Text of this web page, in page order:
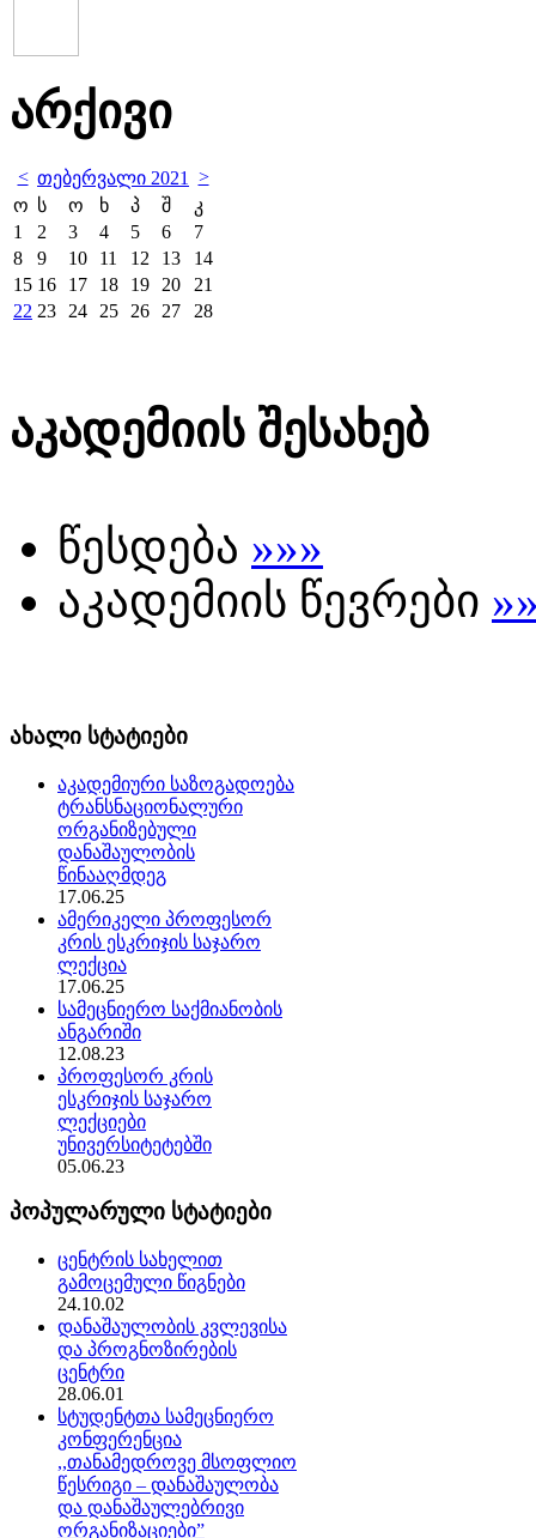
არქივი
< თებერვალი 2021
>
ო ს ო ხ პ შ
კ
1
2 3 4 5 6
7
8
9 10 11 12 13
14
15 16 17 18 19 20
21
22 23 24 25 26 27 28
აკადემიის შესახებ
წესდება »»»
აკადემიის წევრები
ახალი სტატიები
აკადემიური საზოგადოება
ტრანსნაციონალური
ორგანიზებული
დანაშაულობის
წინააღმდეგ
17.06.25
ამერიკელი პროფესორ
კრის ესკრიჯის საჯარო
ლექცია
17.06.25
სამეცნიერო საქმიანობის
ანგარიში
12.08.23
პროფესორ კრის
ესკრიჯის საჯარო
ლექციები
უნივერსიტეტებში
05.06.23
პოპულარული სტატიები
ცენტრის სახელით
გამოცემული წიგნები
24.10.02
დანაშაულობის კვლევისა
და პროგნოზირების
ცენტრი
28.06.01
სტუდენტთა სამეცნიერო
კონფერენცია
,,თანამედროვე მსოფლიო
წესრიგი – დანაშაულობა
და დანაშაულებრივი
ორგანიზაციები”